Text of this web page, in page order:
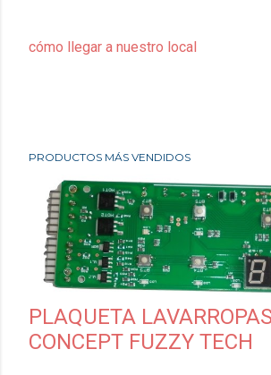
cómo llegar a nuestro local
PRODUCTOS MÁS VENDIDOS
PLAQUETA
CONCEPT FUZZY TECH